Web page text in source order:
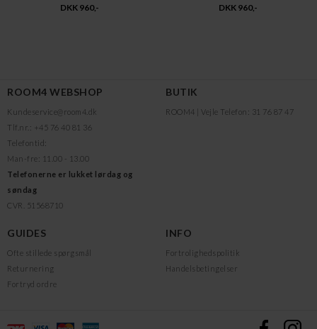
DKK 960,-
DKK 960,-
ROOM4 WEBSHOP
Kundeservice@room4.dk
Tlf.nr.: +45 76 40 81 36
Telefontid:
Man-fre: 11.00 - 13.00
Telefonerne er lukket lørdag og
søndag
CVR. 51568710
BUTIK
ROOM4 | Vejle Telefon: 31 76 87 47
GUIDES
Ofte stillede spørgsmål
Returnering
Fortryd ordre
INFO
Fortrolighedspolitik
Handelsbetingelser